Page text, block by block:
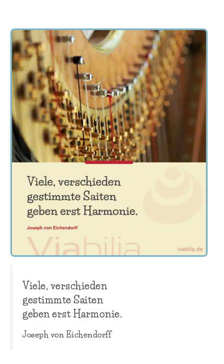
Viele, verschieden
gestimmte Saiten
geben erst Harmonie.
Joseph von Eichendorff